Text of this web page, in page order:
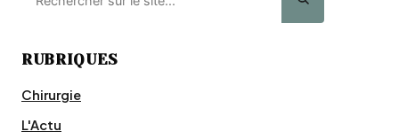
RUBRIQUES
Chirurgie
L'Actu